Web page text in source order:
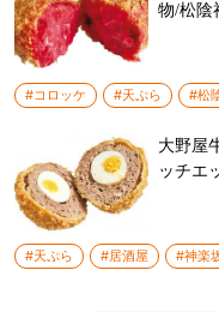
物/松陰
#コロッケ #天ぷら #松
大野屋
ッチエ
#天ぷら #居酒屋 #神楽